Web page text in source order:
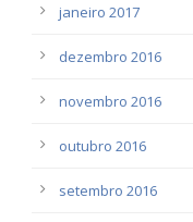
janeiro 2017
dezembro 2016
novembro 2016
outubro 2016
setembro 2016